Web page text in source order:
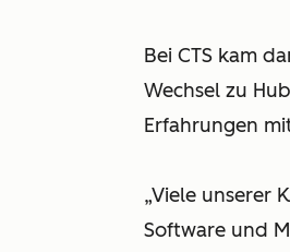
Bei CTS kam
Wechsel zu
Erfahrungen
„Viele unserer
Software und